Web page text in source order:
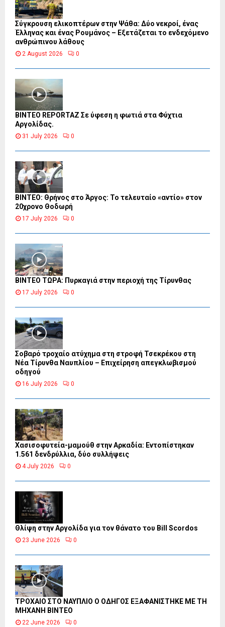
Σύγκρουση ελικοπτέρων στην Ψάθα: Δύο νεκροί, ένας
Έλληνας και ένας Ρουμάνος – Εξετάζεται το ενδεχόμενο
ανθρώπινου λάθους
2 August 2026 0
BINTEO REPORTAZ Σε ύφεση η φωτιά στα Φύχτια
Αργολίδας.
31 July 2026 0
ΒΙΝΤΕΟ: Θρήνος στο Άργος: Το τελευταίο «αντίο» στον
20χρονο Θοδωρή
17 July 2026 0
ΒΙΝΤΕΟ ΤΩΡΑ: Πυρκαγιά στην περιοχή της Τίρυνθας
17 July 2026 0
Σοβαρό τροχαίο ατύχημα στη στροφή Τσεκρέκου στη
Νέα Τίρυνθα Ναυπλίου – Επιχείρηση απεγκλωβισμού
οδηγού
16 July 2026 0
Χασισοφυτεία-μαμούθ στην Αρκαδία: Εντοπίστηκαν
1.561 δενδρύλλια, δύο συλλήψεις
4 July 2026 0
Θλίψη στην Αργολίδα για τον θάνατο του Bill Scordos
23 June 2026 0
ΤΡΟΧΑΙΟ ΣΤΟ ΝΑΥΠΛΙΟ Ο ΟΔΗΓΟΣ ΕΞΑΦΑΝΙΣΤΗΚΕ ΜΕ ΤΗ
ΜΗΧΑΝΗ ΒΙΝΤΕΟ
22 June 2026 0